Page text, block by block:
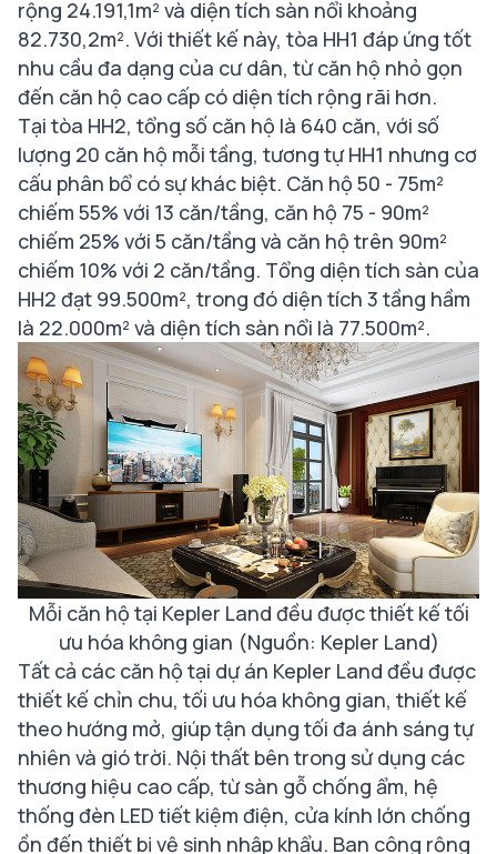
rộng 24.191,1m² và diện tích sàn nổi khoảng
82.730,2m². Với thiết kế này, tòa HH1 đáp ứng tốt
nhu cầu đa dạng của cư dân, từ căn hộ nhỏ gọn
đến căn hộ cao cấp có diện tích rộng rãi hơn.
Tại tòa HH2, tổng số căn hộ là 640 căn, với số
lượng 20 căn hộ mỗi tầng, tương tự HH1 nhưng cơ
cấu phân bổ có sự khác biệt. Căn hộ 50 - 75m²
chiếm 55% với 13 căn/tầng, căn hộ 75 - 90m²
chiếm 25% với 5 căn/tầng và căn hộ trên 90m²
chiếm 10% với 2 căn/tầng. Tổng diện tích sàn của
HH2 đạt 99.500m², trong đó diện tích 3 tầng hầm
là 22.000m² và diện tích sàn nổi là 77.500m².
Mỗi căn hộ tại Kepler Land đều được thiết kế tối
ưu hóa không gian (Nguồn: Kepler Land)
Tất cả các căn hộ tại dự án Kepler Land đều được
thiết kế chỉn chu, tối ưu hóa không gian, thiết kế
theo hướng mở, giúp tận dụng tối đa ánh sáng tự
nhiên và gió trời. Nội thất bên trong sử dụng các
thương hiệu cao cấp, từ sàn gỗ chống ẩm, hệ
thống đèn LED tiết kiệm điện, cửa kính lớn chống
ồn đến thiết bị vệ sinh nhập khẩu. Ban công rộng